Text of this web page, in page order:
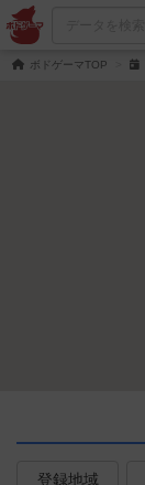
ボドゲーマTOP
登録地域